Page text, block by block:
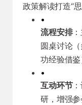
政策解读打造“
•
流程安排
圆桌讨论
功经验借鉴
•
互动环节
研，增强参